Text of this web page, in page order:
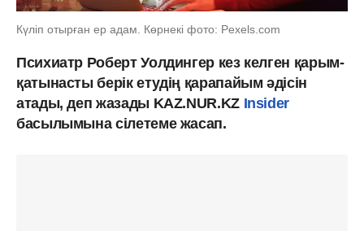
Күліп отырған ер адам. Көрнекі фото: Рexels.com
Психиатр Роберт Уолдингер кез келген қарым-
қатынасты берік етудің қарапайым әдісін
атады, деп жазады KAZ.NUR.KZ Insider
басылымына сілетеме жасап.